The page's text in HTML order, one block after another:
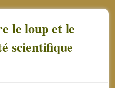
le loup et le
scientifique